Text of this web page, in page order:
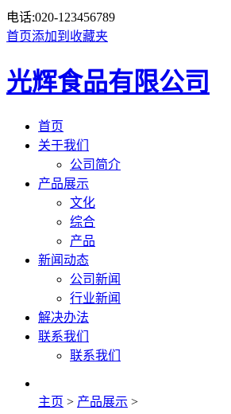
电话:020-123456789
首页添加到收藏夹
光辉食品有限公司
首页
关于我们
公司简介
产品展示
文化
综合
产品
新闻动态
公司新闻
行业新闻
解决办法
联系我们
联系我们
主页 > 产品展示 >